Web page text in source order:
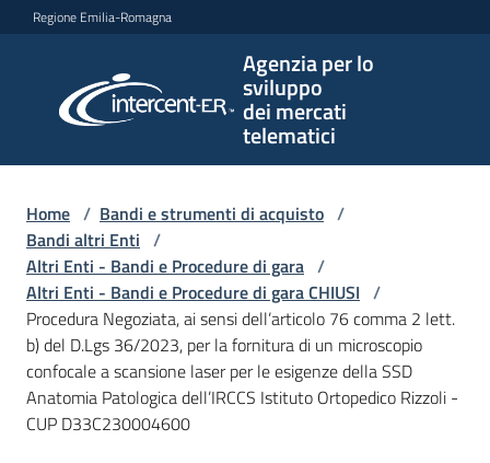
Vai al contenuto
Vai alla navigazione
Vai al footer
Regione Emilia-Romagna
Agenzia per lo
sviluppo
dei mercati
telematici
per lo
sviluppo
telematici
L'Agenzia
Bandi
e
Home / Bandi e strumenti di acquisto /
Bandi altri Enti /
Altri Enti - Bandi e Procedure di gara /
Altri Enti - Bandi e Procedure di gara CHIUSI /
Procedura Negoziata, ai sensi dell’articolo 76 comma 2 lett.
b) del D.Lgs 36/2023, per la fornitura di un microscopio
confocale a scansione laser per le esigenze della SSD
Anatomia Patologica dell’IRCCS Istituto Ortopedico Rizzoli -
CUP D33C230004600